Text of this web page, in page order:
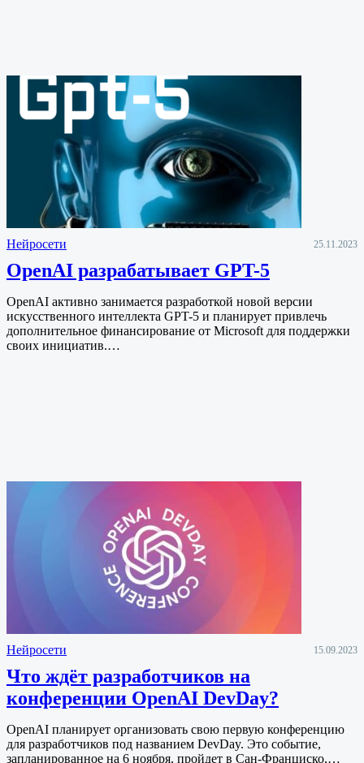
Нейросети 25.11.2023
OpenAI разрабатывает GPT-5
OpenAI активно занимается разработкой новой версии
искусственного интеллекта GPT-5 и планирует привлечь
дополнительное финансирование от Microsoft для поддержки
своих инициатив.…
Нейросети 15.09.2023
Что ждёт разработчиков на
конференции OpenAI DevDay?
OpenAI планирует организовать свою первую конференцию
для разработчиков под названием DevDay. Это событие,
запланированное на 6 ноября, пройдет в Сан-Франциско,…